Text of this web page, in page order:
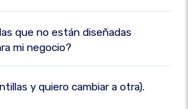
que no están diseñadas
mi negocio?
y quiero cambiar a otra).